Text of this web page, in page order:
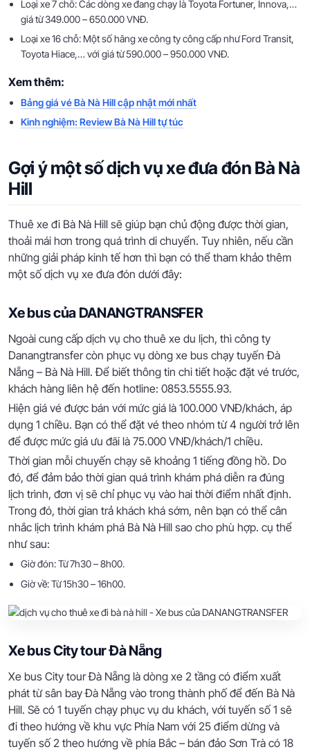
Loại xe 7 chỗ: Các dòng xe đang chạy là Toyota Fortuner, Innova,…
giá từ 349.000 – 650.000 VNĐ.
Loại xe 16 chỗ: Một số hãng xe công ty công cấp như Ford Transit,
Toyota Hiace,… với giá từ 590.000 – 950.000 VNĐ.
Xem thêm:
Bảng giá vé Bà Nà Hill cập nhật mới nhất
Kinh nghiệm: Review Bà Nà Hill tự túc
Gợi ý một số dịch vụ xe đưa đón Bà Nà
Hill
Thuê xe đi Bà Nà Hill sẽ giúp bạn chủ động được thời gian,
thoải mái hơn trong quá trình di chuyển. Tuy nhiên, nếu cần
những giải pháp kinh tế hơn thì bạn có thể tham khảo thêm
một số dịch vụ xe đưa đón dưới đây:
Xe bus của DANANGTRANSFER
Ngoài cung cấp dịch vụ cho thuê xe du lịch, thì công ty
Danangtransfer còn phục vụ dòng xe bus chạy tuyến Đà
Nẵng – Bà Nà Hill. Để biết thông tin chi tiết hoặc đặt vé trước,
khách hàng liên hệ đến hotline: 0853.5555.93.
Hiện giá vé được bán với mức giá là 100.000 VNĐ/khách, áp
dụng 1 chiều. Bạn có thể đặt vé theo nhóm từ 4 người trở lên
để được mức giá ưu đãi là 75.000 VNĐ/khách/1 chiều.
Thời gian mỗi chuyến chạy sẽ khoảng 1 tiếng đồng hồ. Do
đó, để đảm bảo thời gian quá trình khám phá diễn ra đúng
lịch trình, đơn vị sẽ chỉ phục vụ vào hai thời điểm nhất định.
Trong đó, thời gian trả khách khá sớm, nên bạn có thể cân
nhắc lịch trình khám phá Bà Nà Hill sao cho phù hợp. cụ thể
như sau:
Giờ đón: Từ 7h30 – 8h00.
Giờ về: Từ 15h30 – 16h00.
Xe bus City tour Đà Nẵng
Xe bus City tour Đà Nẵng là dòng xe 2 tầng có điểm xuất
phát từ sân bay Đà Nẵng vào trong thành phố để đến Bà Nà
Hill. Sẽ có 1 tuyến chạy phục vụ du khách, với tuyến số 1 sẽ
đi theo hướng về khu vực Phía Nam với 25 điểm dừng và
tuyến số 2 theo hướng về phía Bắc – bán đảo Sơn Trà có 18